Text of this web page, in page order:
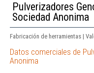
Pulverizadores
Sociedad Anonima
Fabricación de herramientas |
Datos comerciales de
Anonima